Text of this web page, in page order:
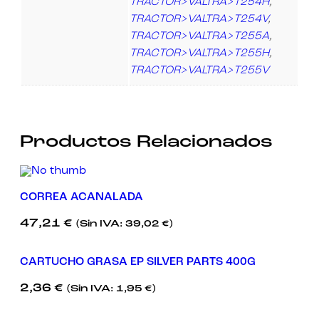
TRACTOR>VALTRA>T254V,
TRACTOR>VALTRA>T255A,
TRACTOR>VALTRA>T255H,
TRACTOR>VALTRA>T255V
Productos Relacionados
CORREA ACANALADA
47,21 € (Sin IVA: 39,02 €)
CARTUCHO GRASA EP SILVER PARTS 400G
2,36 € (Sin IVA: 1,95 €)